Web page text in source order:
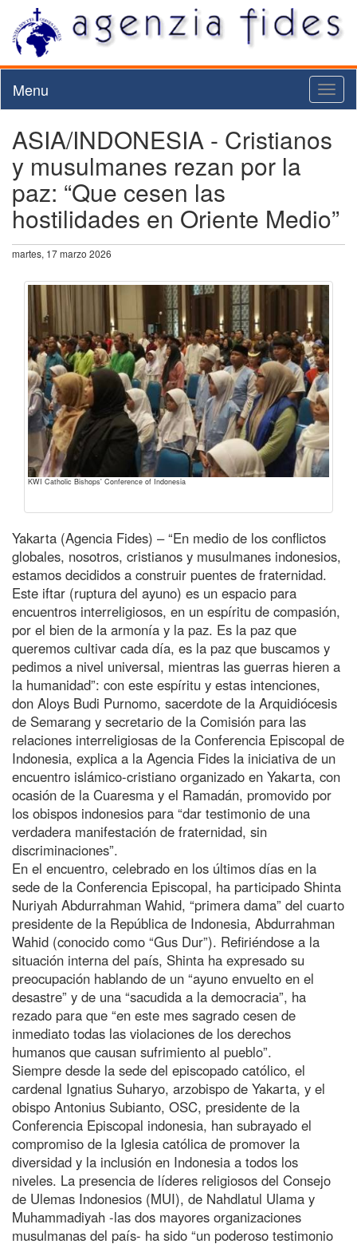
Menu
ASIA/INDONESIA - Cristianos
y musulmanes rezan por la
paz: “Que cesen las
hostilidades en Oriente Medio”
martes, 17 marzo 2026
KWI Catholic Bishops' Conference of Indonesia
Yakarta (Agencia Fides) – “En medio de los conflictos
globales, nosotros, cristianos y musulmanes indonesios,
estamos decididos a construir puentes de fraternidad.
Este iftar (ruptura del ayuno) es un espacio para
encuentros interreligiosos, en un espíritu de compasión,
por el bien de la armonía y la paz. Es la paz que
queremos cultivar cada día, es la paz que buscamos y
pedimos a nivel universal, mientras las guerras hieren a
la humanidad”: con este espíritu y estas intenciones,
don Aloys Budi Purnomo, sacerdote de la Arquidiócesis
de Semarang y secretario de la Comisión para las
relaciones interreligiosas de la Conferencia Episcopal de
Indonesia, explica a la Agencia Fides la iniciativa de un
encuentro islámico-cristiano organizado en Yakarta, con
ocasión de la Cuaresma y el Ramadán, promovido por
los obispos indonesios para “dar testimonio de una
verdadera manifestación de fraternidad, sin
discriminaciones”.
En el encuentro, celebrado en los últimos días en la
sede de la Conferencia Episcopal, ha participado Shinta
Nuriyah Abdurrahman Wahid, “primera dama” del cuarto
presidente de la República de Indonesia, Abdurrahman
Wahid (conocido como “Gus Dur”). Refiriéndose a la
situación interna del país, Shinta ha expresado su
preocupación hablando de un “ayuno envuelto en el
desastre” y de una “sacudida a la democracia”, ha
rezado para que “en este mes sagrado cesen de
inmediato todas las violaciones de los derechos
humanos que causan sufrimiento al pueblo”.
Siempre desde la sede del episcopado católico, el
cardenal Ignatius Suharyo, arzobispo de Yakarta, y el
obispo Antonius Subianto, OSC, presidente de la
Conferencia Episcopal indonesia, han subrayado el
compromiso de la Iglesia católica de promover la
diversidad y la inclusión en Indonesia a todos los
niveles. La presencia de líderes religiosos del Consejo
de Ulemas Indonesios (MUI), de Nahdlatul Ulama y
Muhammadiyah -las dos mayores organizaciones
musulmanas del país- ha sido “un poderoso testimonio